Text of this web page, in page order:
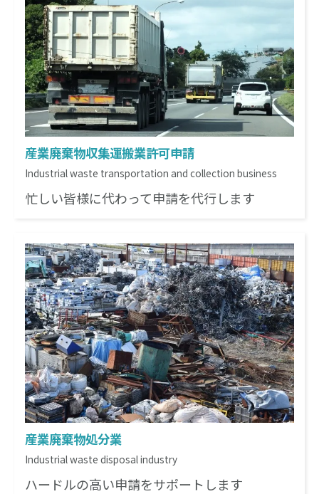
産業廃棄物収集運搬業許可申請
Industrial waste transportation and collection business
忙しい皆様に代わって申請を代行します
産業廃棄物処分業
Industrial waste disposal industry
ハードルの高い申請をサポートします